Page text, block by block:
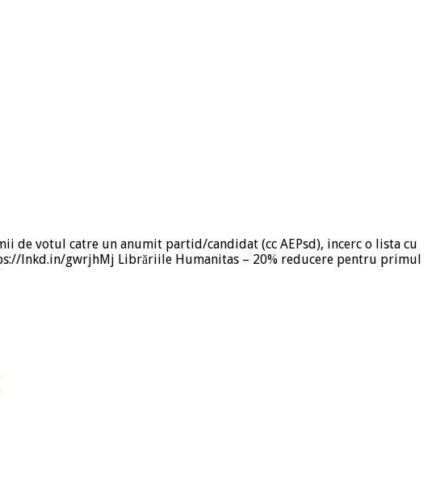
de votul catre un anumit partid/candidat (cc AEPsd), incerc o lista cu
lnkd.in/gwrjhMj Librăriile Humanitas – 20% reducere pentru primul